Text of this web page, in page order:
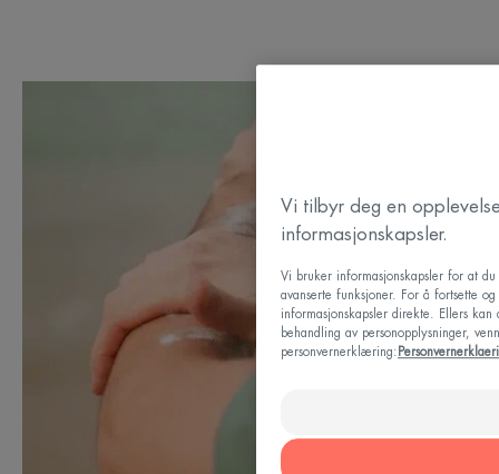
Vi tilbyr deg en
informasjonskapsler.
Vi bruker informasjonskapsler for at
avanserte funksjoner. For å fortsette
informasjonskapsler direkte. Ellers
behandling av personopplysninger,
personvernerklæring: